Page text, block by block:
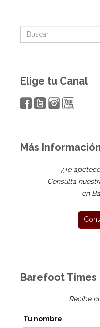
Elige tu Canal
Más
¿Te
Consulta
en
Barefoot Times
Recibe
Tu nombre